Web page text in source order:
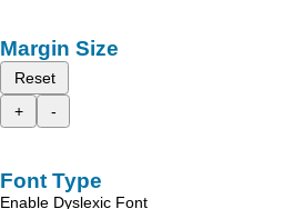
Margin Size
Reset
+
-
Font Type
Enable Dyslexic Font